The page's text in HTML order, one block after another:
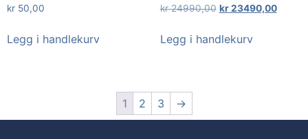
kr 50,00
Legg i handlekurv
kr24990,00 kr23490,00
Legg i handlekurv
1 2 3 →